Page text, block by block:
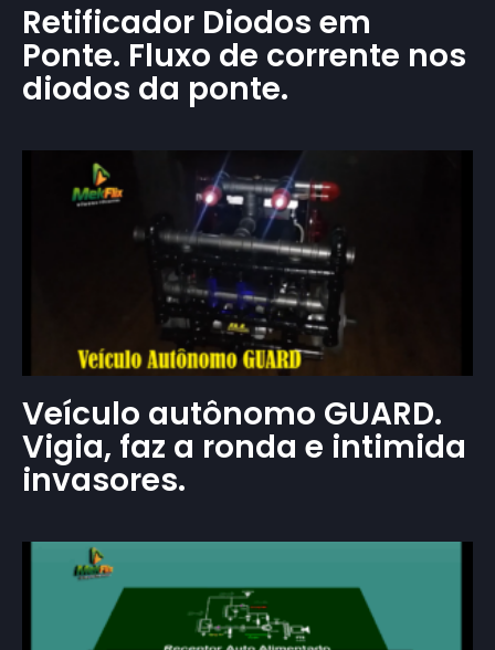
Retificador Diodos em
Ponte. Fluxo de corrente nos
diodos da ponte.
Veículo autônomo GUARD.
Vigia, faz a ronda e intimida
invasores.